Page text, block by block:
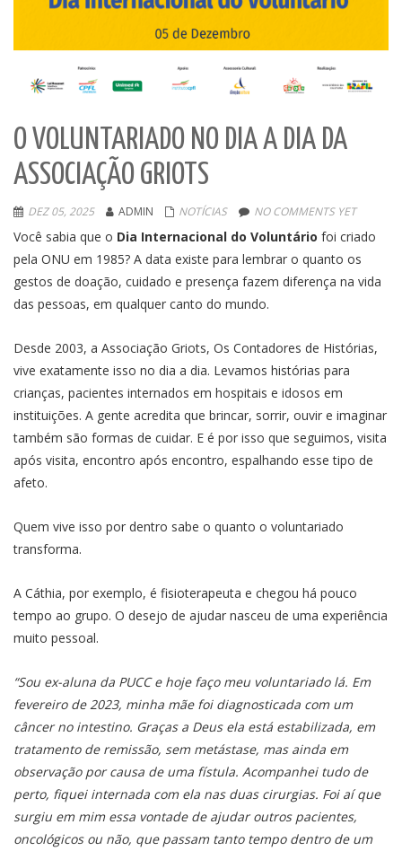
O VOLUNTARIADO NO DIA A DIA DA
ASSOCIAÇÃO GRIOTS
DEZ 05, 2025 ADMIN NOTÍCIAS NO COMMENTS YET
Você sabia que o Dia Internacional do Voluntário foi criado
pela ONU em 1985? A data existe para lembrar o quanto os
gestos de doação, cuidado e presença fazem diferença na vida
das pessoas, em qualquer canto do mundo.
Desde 2003, a Associação Griots, Os Contadores de Histórias,
vive exatamente isso no dia a dia. Levamos histórias para
crianças, pacientes internados em hospitais e idosos em
instituições. A gente acredita que brincar, sorrir, ouvir e imaginar
também são formas de cuidar. E é por isso que seguimos, visita
após visita, encontro após encontro, espalhando esse tipo de
afeto.
Quem vive isso por dentro sabe o quanto o voluntariado
transforma.
A Cáthia, por exemplo, é fisioterapeuta e chegou há pouco
tempo ao grupo. O desejo de ajudar nasceu de uma experiência
muito pessoal.
“Sou ex-aluna da PUCC e hoje faço meu voluntariado lá. Em
fevereiro de 2023, minha mãe foi diagnosticada com um
câncer no intestino. Graças a Deus ela está estabilizada, em
tratamento de remissão, sem metástase, mas ainda em
observação por causa de uma fístula. Acompanhei tudo de
perto, fiquei internada com ela nas duas cirurgias. Foi aí que
surgiu em mim essa vontade de ajudar outros pacientes,
oncológicos ou não, que passam tanto tempo dentro de um